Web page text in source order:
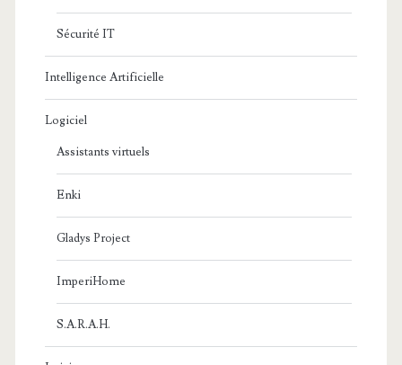
Sécurité IT
Intelligence Artificielle
Logiciel
Assistants virtuels
Enki
Gladys Project
ImperiHome
S.A.R.A.H.